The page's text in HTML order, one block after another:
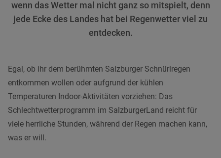
wenn das Wetter mal nicht ganz so mitspielt, denn
jede Ecke des Landes hat bei Regenwetter viel zu
entdecken.
Egal, ob ihr dem berühmten Salzburger Schnürlregen
entkommen wollen oder aufgrund der kühlen
Temperaturen Indoor-Aktivitäten vorziehen: Das
Schlechtwetterprogramm im SalzburgerLand reicht für
viele herrliche Stunden, während der Regen machen kann,
was er will.